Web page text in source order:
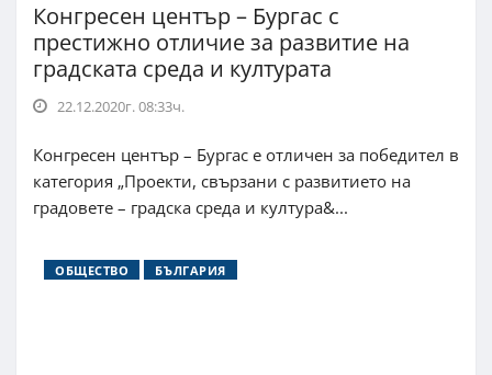
Конгресен център – Бургас с
престижно отличие за развитие на
градската среда и културата
22.12.2020г. 08:33ч.
Конгресен център – Бургас е отличен за победител в
категория „Проекти, свързани с развитието на
градовете – градска среда и култура&...
ОБЩЕСТВО БЪЛГАРИЯ